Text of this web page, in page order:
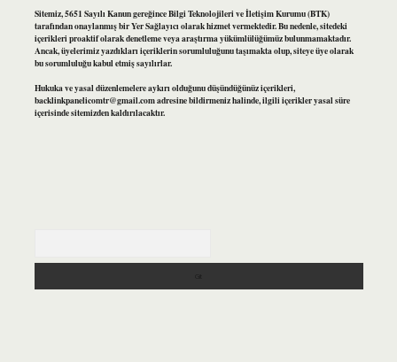
Sitemiz, 5651 Sayılı Kanun gereğince Bilgi Teknolojileri ve İletişim Kurumu (BTK)
tarafından onaylanmış bir Yer Sağlayıcı olarak hizmet vermektedir. Bu nedenle, sitedeki
içerikleri proaktif olarak denetleme veya araştırma yükümlülüğümüz bulunmamaktadır.
Ancak, üyelerimiz yazdıkları içeriklerin sorumluluğunu taşımakta olup, siteye üye olarak
bu sorumluluğu kabul etmiş sayılırlar.
Hukuka ve yasal düzenlemelere aykırı olduğunu düşündüğünüz içerikleri,
backlinkpanelicomtr@gmail.comadresine bildirmeniz halinde, ilgili içerikler yasal süre
içerisinde sitemizden kaldırılacaktır.